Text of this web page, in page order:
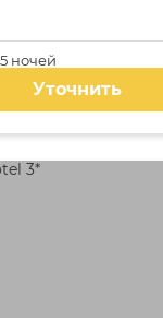
5 ночей
Уточнить